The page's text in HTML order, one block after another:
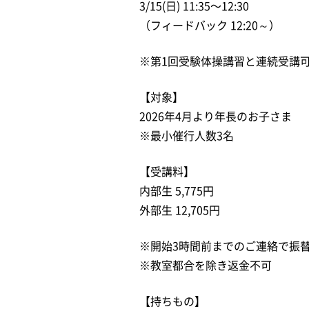
3/15(日) 11:35〜12:30
（フィードバック 12:20～）
※第1回受験体操講習と連続受講
【対象】
2026年4月より年長のお子さま
※最小催行人数3名
【受講料】
内部生 5,775円
外部生 12,705円
※開始3時間前までのご連絡で振
※教室都合を除き返金不可
【持ちもの】